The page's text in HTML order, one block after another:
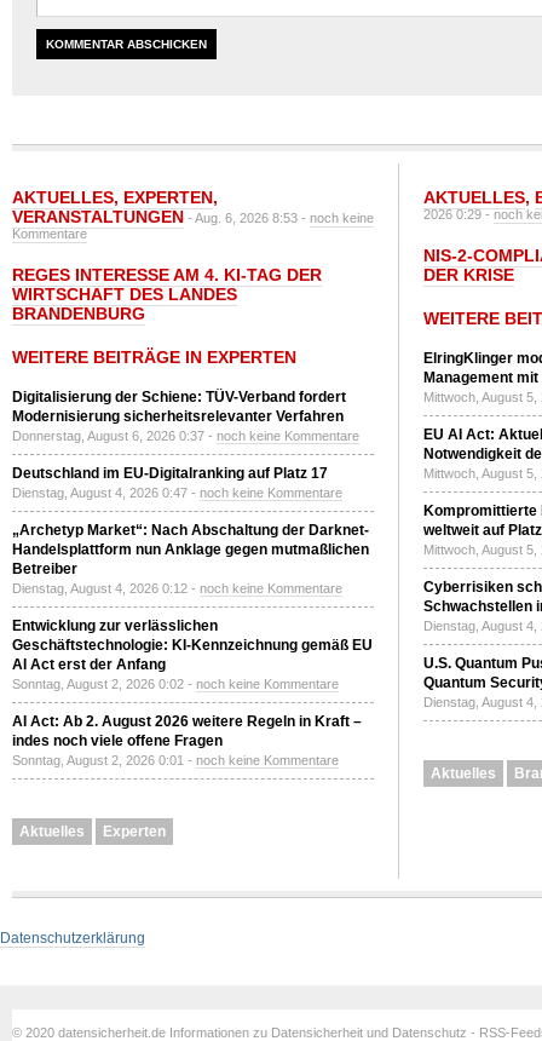
AKTUELLES, EXPERTEN,
VERANSTALTUNGEN - Aug. 6, 2026 8:53 - noch keine
Kommentare
REGES INTERESSE AM 4. KI-TAG DER
WIRTSCHAFT DES LANDES
BRANDENBURG
WEITERE BEITRÄGE IN EXPERTEN
Digitalisierung der Schiene: TÜV-Verband fordert
Modernisierung sicherheitsrelevanter Verfahren
Donnerstag, August 6, 2026 0:37 - noch keine Kommentare
Deutschland im EU-Digitalranking auf Platz 17
Dienstag, August 4, 2026 0:47 - noch keine Kommentare
„Archetyp Market“: Nach Abschaltung der Darknet-
Handelsplattform nun Anklage gegen mutmaßlichen
Betreiber
Dienstag, August 4, 2026 0:12 - noch keine Kommentare
Entwicklung zur verlässlichen
Geschäftstechnologie: KI-Kennzeichnung gemäß EU
AI Act erst der Anfang
Sonntag, August 2, 2026 0:02 - noch keine Kommentare
AI Act: Ab 2. August 2026 weitere Regeln in Kraft –
indes noch viele offene Fragen
Sonntag, August 2, 2026 0:01 - noch keine Kommentare
Aktuelles Experten
AKTUELLES,
2026 0:29 -noch
NIS-2-
DER KRISE
WEITERE
ElringKlinger
Management
Mittwoch, August
EU AI Act:
Notwendigkeit
Mittwoch, August
Kompromittierte
weltweit auf
Mittwoch, August
Cyberrisiken
Schwachstellen
Dienstag, August
U.S. Quantum
Quantum
Dienstag, August
Aktuelles
Datenschutzerklärung
© 2020 datensicherheit.de Informationen zu Datensicherheit und Datenschutz - RSS-